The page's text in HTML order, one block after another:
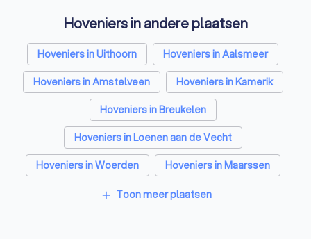
Architecten in Mijdrecht
Zonwering specialisten in Mijdrecht
Badkamer installateurs in Mijdrecht
Traprenovatie bedrijven in Mijdrecht
Schoorsteenvegers in Mijdrecht
Hekwerkspecialisten in Mijdrecht
Stratenmakers in Mijdrecht
Hoveniers in andere plaatsen
Hoveniers in Uithoorn
Hoveniers in Aalsmeer
Hoveniers in Amstelveen
Hoveniers in Kamerik
Hoveniers in Breukelen
Hoveniers in Loenen aan de Vecht
Hoveniers in Woerden
Hoveniers in Maarssen
Hoveniers in Vleuten
Hoveniers in Badhoevedorp
add Toon meer plaatsen